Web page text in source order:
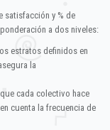
satisfacción y % de
a dos niveles:
estratos definidos en
la
cada colectivo hace
cuenta la frecuencia de